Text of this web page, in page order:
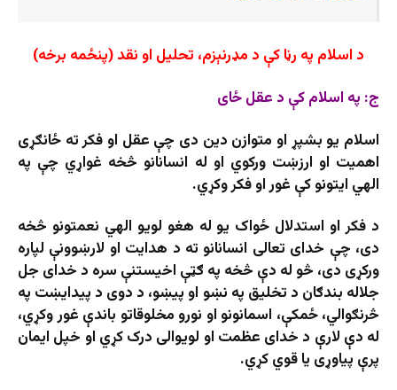
د اسلام په رڼا کې د مډرنېزم، تحلیل او نقد(پنځمه برخه)
ج: په اسلام کې د عقل ځای
اسلام یو بشپړ او متوازن دین دی چې عقل او فکر ته ځانګړی
اهمیت او ارزښت ورکوي او له انسانانو څخه غواړي چې په
الهي ایتونو کې غور او فکر وکړي.
د فکر او استدلال ځواک یو له هغو لویو الهي نعمتونو څخه
دی، چې خدای تعالی انسانانو ته د هدایت او لارښوونې لپاره
ورکړی دی، څو له دې څخه په ګټې اخیستنې سره د خدای جل
جلاله بندګان د تخلیق په نښو او پیښو، د دوی د پیدایښت په
څرنګوالي، ځمکې، اسمانونو او نورو مخلوقاتو باندې غور وکړي،
له دې لارې د خدای عظمت او لویوالی درک کړي او خپل ایمان
پرې پیاوړی یا قوي کړي.